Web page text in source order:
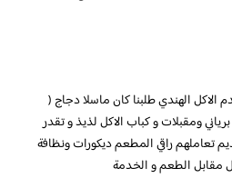
الهندي طلبنا كان ماسلا دجاج (
ومقبلات و كباب الاكل لذيذ و تقدر
تعاملهم راقي المطعم ديكورات ونظافة
مقابل الطعم و الخدمة